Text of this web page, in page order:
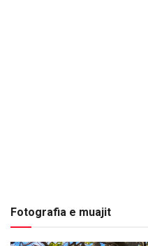
Fotografia e muajit